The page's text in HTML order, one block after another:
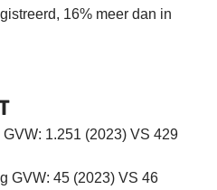
16% meer dan in
1.251 (2023) VS 429
GVW: 45 (2023) VS 46